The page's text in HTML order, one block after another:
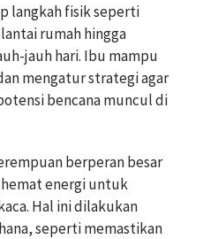
langkah fisik seperti
rumah hingga
jauh hari. Ibu mampu
mengatur strategi agar
bencana muncul di
berperan besar
energi untuk
Hal ini dilakukan
seperti memastikan